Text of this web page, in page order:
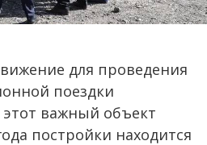
для проведения
поездки
этот важный объект
постройки находится